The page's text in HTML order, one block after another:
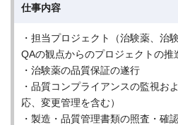
仕事内容
・担当プロジェクト（治験薬、治
QAの観点からのプロジェクトの推
・治験薬の品質保証の遂行
・品質コンプライアンスの監視お
応、変更管理を含む）
・製造・品質管理書類の照査・確